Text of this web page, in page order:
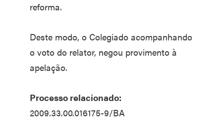
reforma.
Deste modo, o Colegiado acompanhando
o voto do relator, negou provimento à
apelação.
Processo relacionado:
2009.33.00.016175-9/BA